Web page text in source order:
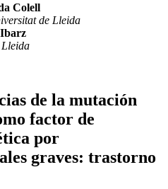
Colell
de Lleida
de la mutación
factor de
por
graves: trastorno